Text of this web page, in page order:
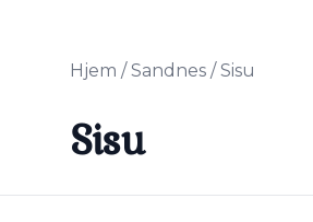
Hjem / Sandnes / Sisu
Sisu